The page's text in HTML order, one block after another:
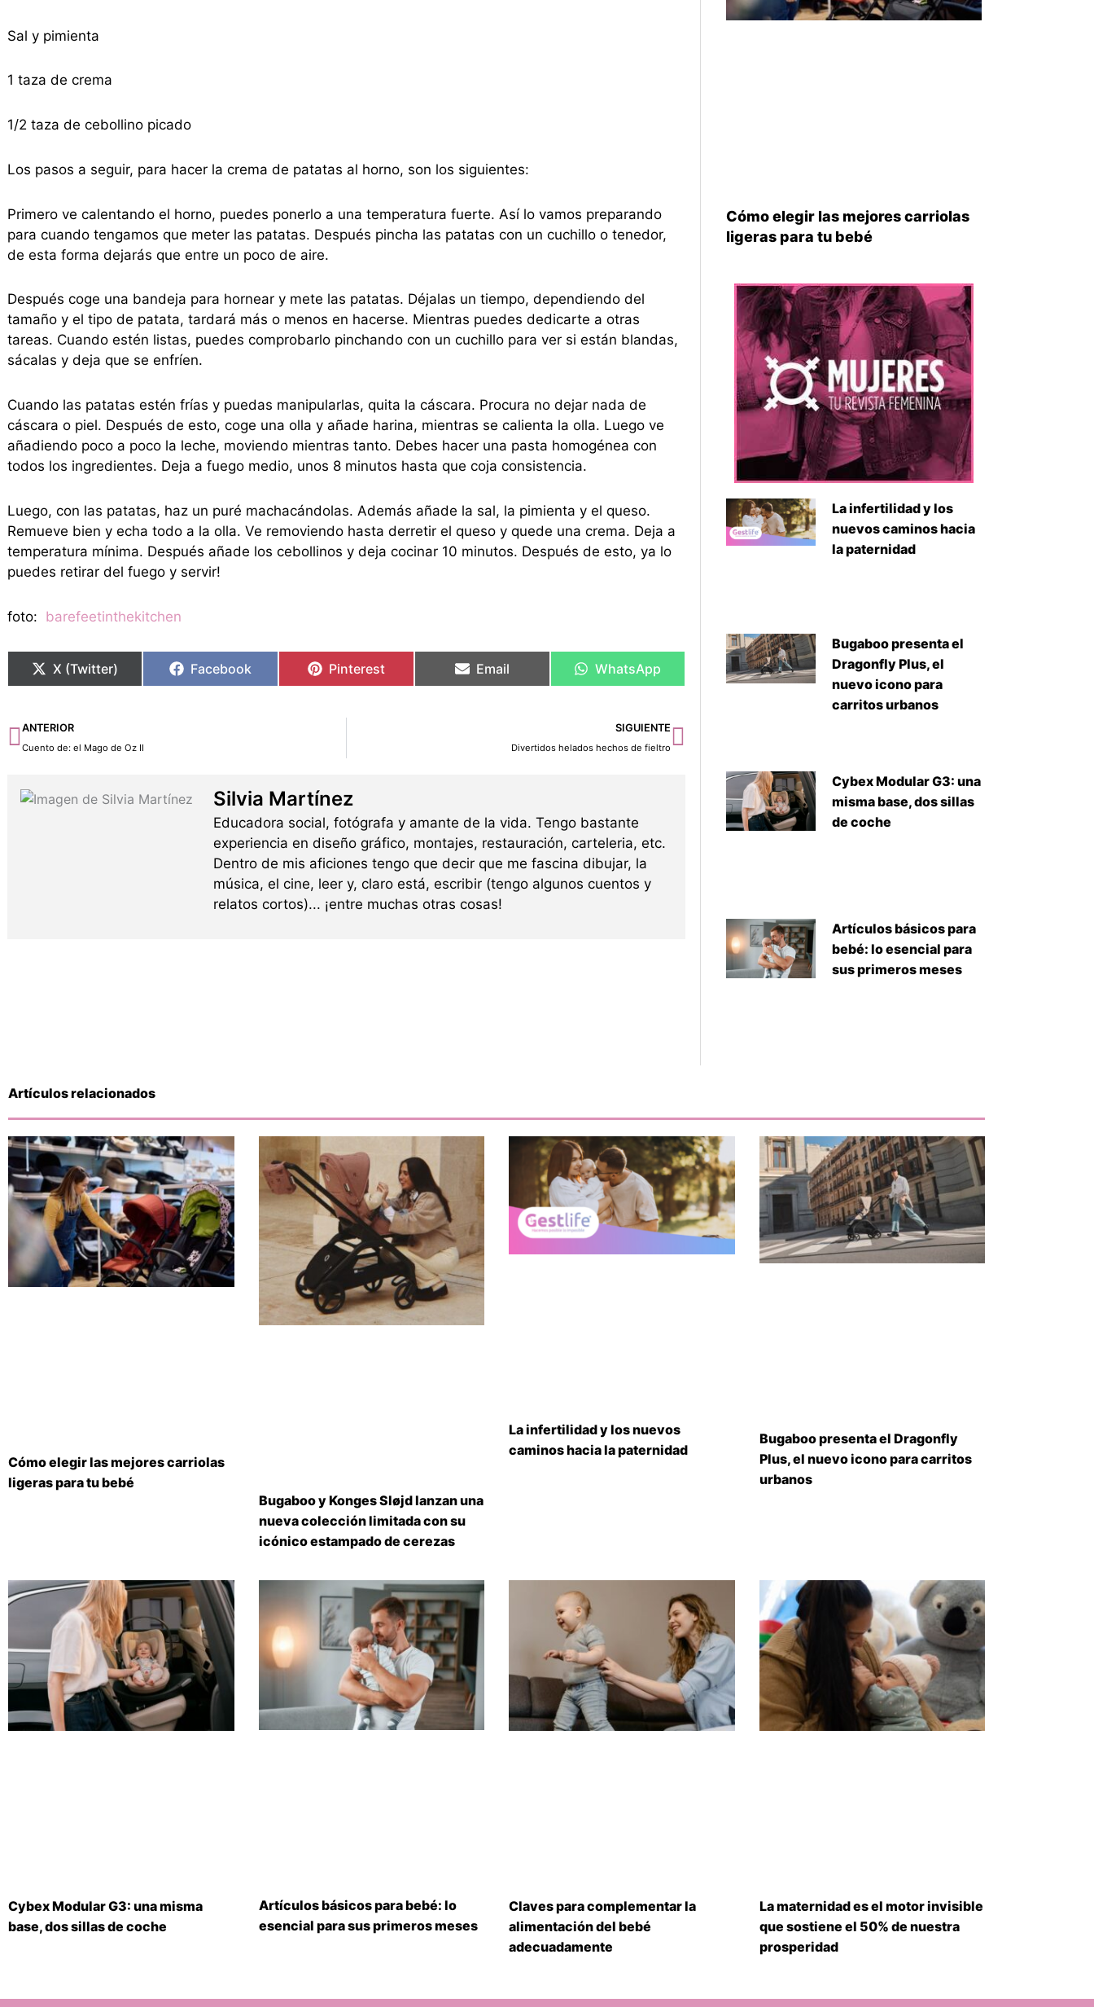
Sal y pimienta
1 taza de crema
1/2 taza de cebollino picado
Los pasos a seguir, para hacer la crema de patatas al horno, son los siguientes:
Primero ve calentando el horno, puedes ponerlo a una temperatura fuerte. Así lo vamos preparando
para cuando tengamos que meter las patatas. Después pincha las patatas con un cuchillo o tenedor,
de esta forma dejarás que entre un poco de aire.
Después coge una bandeja para hornear y mete las patatas. Déjalas un tiempo, dependiendo del
tamaño y el tipo de patata, tardará más o menos en hacerse. Mientras puedes dedicarte a otras
tareas. Cuando estén listas, puedes comprobarlo pinchando con un cuchillo para ver si están blandas,
sácalas y deja que se enfríen.
Cuando las patatas estén frías y puedas manipularlas, quita la cáscara. Procura no dejar nada de
cáscara o piel. Después de esto, coge una olla y añade harina, mientras se calienta la olla. Luego ve
añadiendo poco a poco la leche, moviendo mientras tanto. Debes hacer una pasta homogénea con
todos los ingredientes. Deja a fuego medio, unos 8 minutos hasta que coja consistencia.
Luego, con las patatas, haz un puré machacándolas. Además añade la sal, la pimienta y el queso.
Remueve bien y echa todo a la olla. Ve removiendo hasta derretir el queso y quede una crema. Deja a
temperatura mínima. Después añade los cebollinos y deja cocinar 10 minutos. Después de esto, ya lo
puedes retirar del fuego y servir!
foto: barefeetinthekitchen
X (Twitter) Facebook Pinterest Email WhatsApp
Ant
ANTERIOR
Cuento de: el Mago de Oz II
SIGUIENTE
Divertidos helados hechos de fieltro
Siguiente
Silvia Martínez
Educadora social, fotógrafa y amante de la vida. Tengo bastante
experiencia en diseño gráfico, montajes, restauración, carteleria, etc.
Dentro de mis aficiones tengo que decir que me fascina dibujar, la
música, el cine, leer y, claro está, escribir (tengo algunos cuentos y
relatos cortos)... ¡entre muchas otras cosas!
Cómo elegir las mejores carriolas
ligeras para tu bebé
La infertilidad y los
nuevos caminos hacia
la paternidad
Bugaboo presenta el
Dragonfly Plus, el
nuevo icono para
carritos urbanos
Cybex Modular G3: una
misma base, dos sillas
de coche
Artículos básicos para
bebé: lo esencial para
sus primeros meses
Artículos relacionados
Cómo elegir las mejores carriolas
ligeras para tu bebé
Bugaboo y Konges Sløjd lanzan una
nueva colección limitada con su
icónico estampado de cerezas
La infertilidad y los nuevos
caminos hacia la paternidad
Bugaboo presenta el Dragonfly
Plus, el nuevo icono para carritos
urbanos
Cybex Modular G3: una misma
base, dos sillas de coche
Artículos básicos para bebé: lo
esencial para sus primeros meses
Claves para complementar la
alimentación del bebé
adecuadamente
La maternidad es el motor invisible
que sostiene el 50% de nuestra
prosperidad